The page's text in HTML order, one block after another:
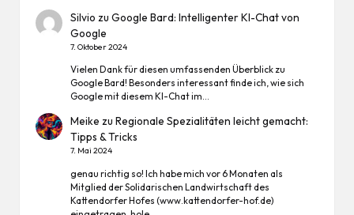
Silvio zuGoogle Bard: Intelligenter KI-Chat von
Google
7. Oktober 2024
Vielen Dank für diesen umfassenden Überblick zu
Google Bard! Besonders interessant finde ich, wie sich
Google mit diesem KI-Chat im…
Meike zuRegionale Spezialitäten leicht gemacht:
Tipps & Tricks
7. Mai 2024
genau richtig so! Ich habe mich vor 6 Monaten als
Mitglied der Solidarischen Landwirtschaft des
Kattendorfer Hofes (www.kattendorfer-hof.de)